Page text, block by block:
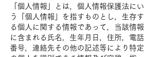
「個人情報」とは，個人情報保護法にい
う「個人情報」を指すものとし，生存す
る個人に関する情報であって，当該情報
に含まれる氏名，生年月日，住所，電話
番号，連絡先その他の記述等により特定